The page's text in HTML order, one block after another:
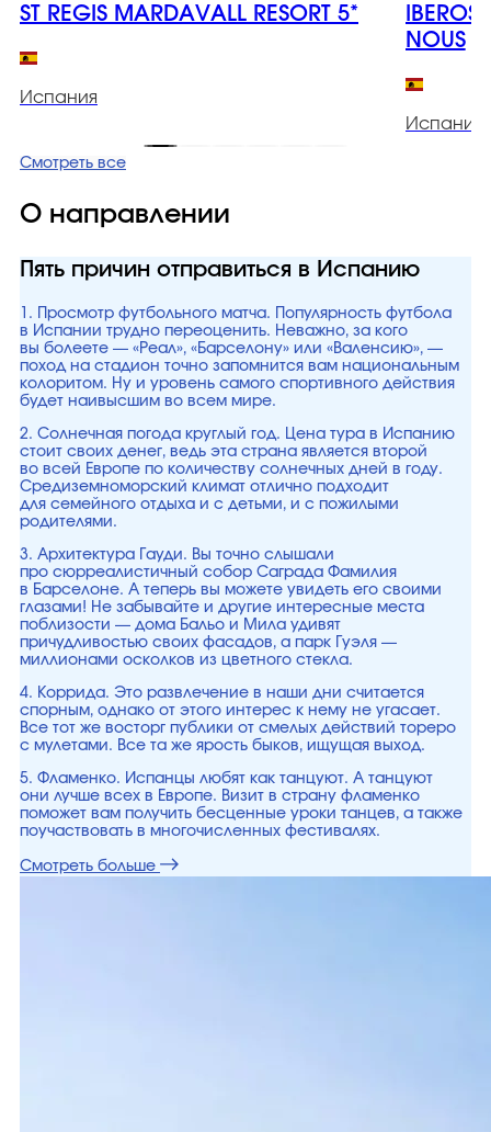
ST REGIS MARDAVALL RESORT 5*
Испания
NOUS
Испания
Смотреть все
О направлении
Пять причин отправиться в Испанию
1. Просмотр футбольного матча. Популярность футбола
в Испании трудно переоценить. Неважно, за кого
вы болеете — «Реал», «Барселону» или «Валенсию», —
поход на стадион точно запомнится вам национальным
колоритом. Ну и уровень самого спортивного действия
будет наивысшим во всем мире.
2. Солнечная погода круглый год. Цена тура в Испанию
стоит своих денег, ведь эта страна является второй
во всей Европе по количеству солнечных дней в году.
Средиземноморский климат отлично подходит
для семейного отдыха и с детьми, и с пожилыми
родителями.
3. Архитектура Гауди. Вы точно слышали
про сюрреалистичный собор Саграда Фамилия
в Барселоне. А теперь вы можете увидеть его своими
глазами! Не забывайте и другие интересные места
поблизости — дома Бальо и Мила удивят
причудливостью своих фасадов, а парк Гуэля —
миллионами осколков из цветного стекла.
4. Коррида. Это развлечение в наши дни считается
спорным, однако от этого интерес к нему не угасает.
Все тот же восторг публики от смелых действий тореро
с мулетами. Все та же ярость быков, ищущая выход.
5. Фламенко. Испанцы любят как танцуют. А танцуют
они лучше всех в Европе. Визит в страну фламенко
поможет вам получить бесценные уроки танцев, а также
поучаствовать в многочисленных фестивалях.
Смотреть больше